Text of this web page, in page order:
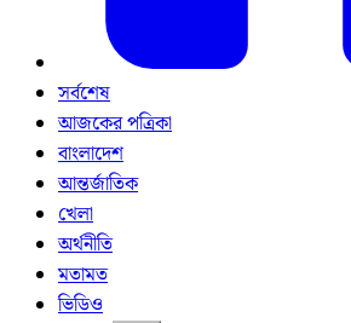
সর্বশেষ
আজকের পত্রিকা
বাংলাদেশ
আন্তর্জাতিক
খেলা
অর্থনীতি
মতামত
ভিডিও